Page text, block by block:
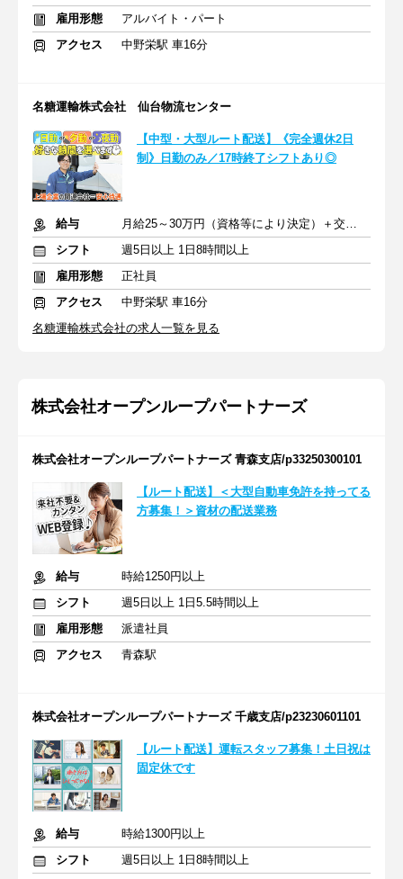
雇用形態
アルバイト・パート
アクセス
中野栄駅 車16分
名糖運輸株式会社 仙台物流センター
【中型・大型ルート配送】《完全週休2日
制》日勤のみ／17時終了シフトあり◎
給与
月給25～30万円（資格等により決定）＋交通費
シフト
週5日以上 1日8時間以上
雇用形態
正社員
アクセス
中野栄駅 車16分
名糖運輸株式会社の求人一覧を見る
株式会社オープンループパートナーズ
株式会社オープンループパートナーズ 青森支店/p33250300101
【ルート配送】＜大型自動車免許を持ってる
方募集！＞資材の配送業務
給与
時給1250円以上
シフト
週5日以上 1日5.5時間以上
雇用形態
派遣社員
アクセス
青森駅
株式会社オープンループパートナーズ 千歳支店/p23230601101
【ルート配送】運転スタッフ募集！土日祝は
固定休です
給与
時給1300円以上
シフト
週5日以上 1日8時間以上